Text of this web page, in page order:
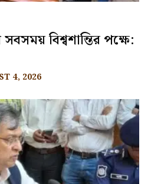
বিশ্বশান্তির পক্ষে:
4, 2026